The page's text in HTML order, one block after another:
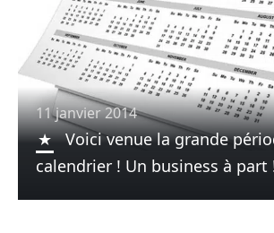
11 janvier 2014
Voici venue la grande
calendrier ! Un business à part